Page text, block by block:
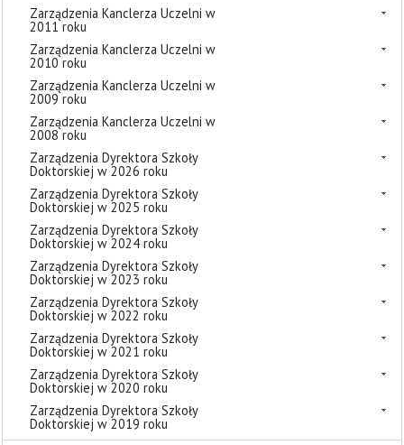
Zarządzenia Kanclerza Uczelni w
2011 roku
Zarządzenia Kanclerza Uczelni w
2010 roku
Zarządzenia Kanclerza Uczelni w
2009 roku
Zarządzenia Kanclerza Uczelni w
2008 roku
Zarządzenia Dyrektora Szkoły
Doktorskiej w 2026 roku
Zarządzenia Dyrektora Szkoły
Doktorskiej w 2025 roku
Zarządzenia Dyrektora Szkoły
Doktorskiej w 2024 roku
Zarządzenia Dyrektora Szkoły
Doktorskiej w 2023 roku
Zarządzenia Dyrektora Szkoły
Doktorskiej w 2022 roku
Zarządzenia Dyrektora Szkoły
Doktorskiej w 2021 roku
Zarządzenia Dyrektora Szkoły
Doktorskiej w 2020 roku
Zarządzenia Dyrektora Szkoły
Doktorskiej w 2019 roku